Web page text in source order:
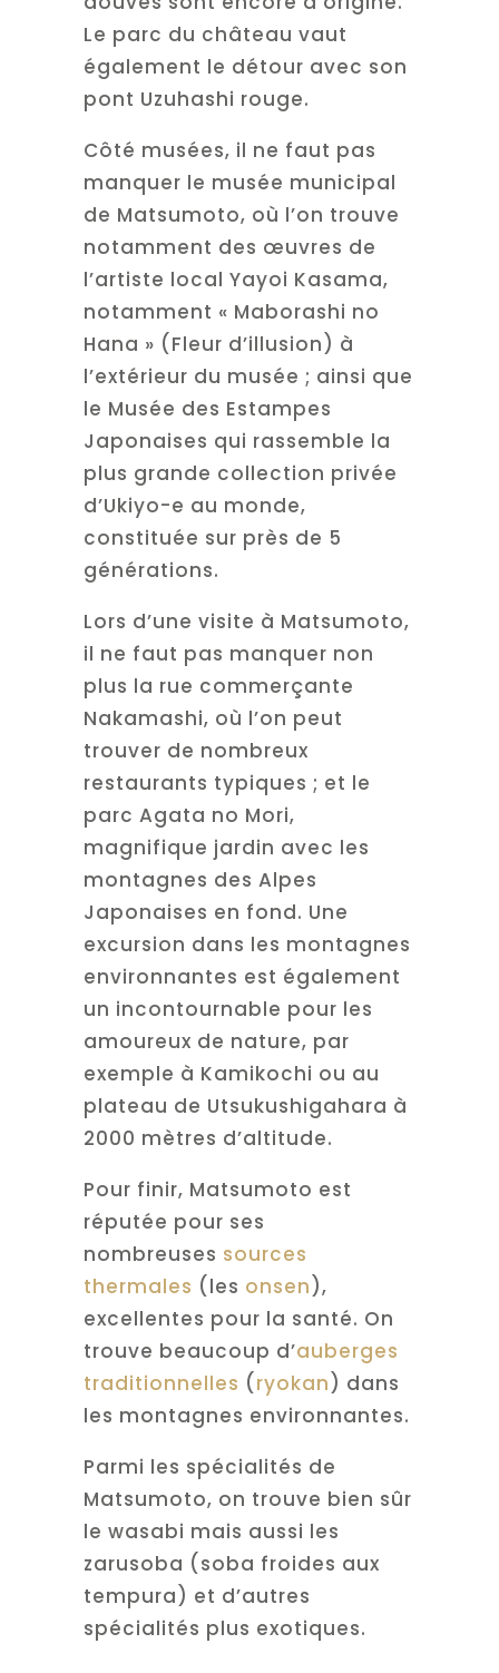
Le parc du château vaut
également le détour avec son
pont Uzuhashi rouge.
Côté musées, il ne faut pas
manquer le musée municipal
de Matsumoto, où l’on trouve
notamment des œuvres de
l’artiste local Yayoi Kasama,
notamment « Maborashi no
Hana » (Fleur d’illusion) à
l’extérieur du musée ; ainsi que
le Musée des Estampes
Japonaises qui rassemble la
plus grande collection privée
d’Ukiyo-e au monde,
constituée sur près de 5
générations.
Lors d’une visite à Matsumoto,
il ne faut pas manquer non
plus la rue commerçante
Nakamashi, où l’on peut
trouver de nombreux
restaurants typiques ; et le
parc Agata no Mori,
magnifique jardin avec les
montagnes des Alpes
Japonaises en fond. Une
excursion dans les montagnes
environnantes est également
un incontournable pour les
amoureux de nature, par
exemple à Kamikochi ou au
plateau de Utsukushigahara à
2000 mètres d’altitude.
Pour finir, Matsumoto est
réputée pour ses
nombreuses sources
thermales (les onsen),
excellentes pour la santé. On
trouve beaucoup d’auberges
traditionnelles (ryokan) dans
les montagnes environnantes.
Parmi les spécialités de
Matsumoto, on trouve bien sûr
le wasabi mais aussi les
zarusoba (soba froides aux
tempura) et d’autres
spécialités plus exotiques.